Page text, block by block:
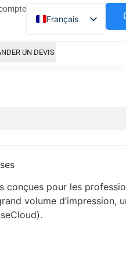
Français
Español
UN DEVIS
pour les
volume d’impression,